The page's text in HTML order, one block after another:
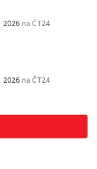
2026 na ČT24
2026 na ČT24